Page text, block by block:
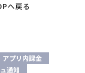
へ戻る
アプリ内課金
通知